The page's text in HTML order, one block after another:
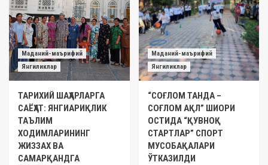
Маданий-маърифий
Янгиликлар
ТАРИХИЙ ШАҲАРЛАРГА
САЁҲАТ: ЯНГИАРИҚЛИК
ТАЪЛИМ
ХОДИМЛАРИНИНГ
ЖИЗЗАХ ВА
САМАРҚАНДГА
Маданий-маърифий
Янгиликлар
“СОҒЛОМ ТАНДА –
СОҒЛОМ АҚЛ” ШИОРИ
ОСТИДА “ҚУВНОҚ
СТАРТЛАР” СПОРТ
МУСОБАҚАЛАРИ
ЎТКАЗИЛДИ